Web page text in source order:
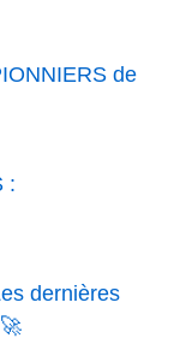
de
:
dernières